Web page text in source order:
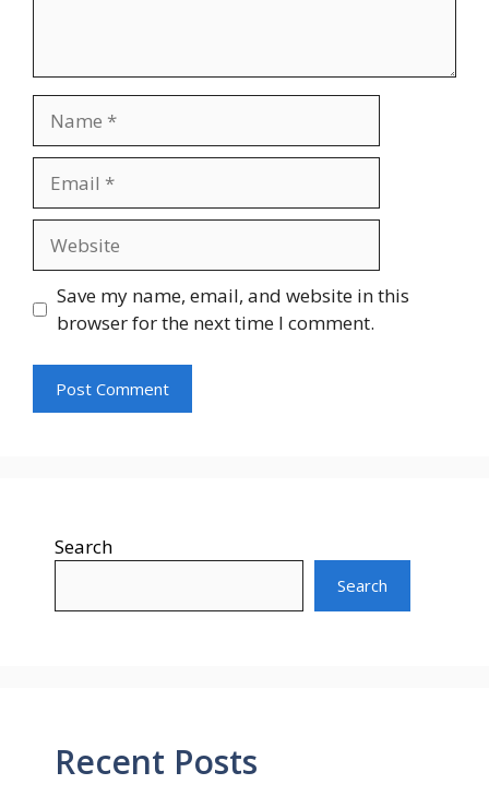
Save my name, email, and website in this
browser for the next time I comment.
Search
Search
Recent Posts